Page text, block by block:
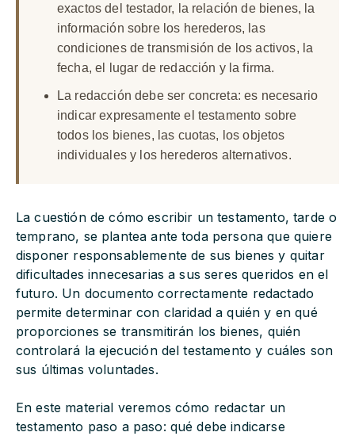
exactos del testador, la relación de bienes, la
información sobre los herederos, las
condiciones de transmisión de los activos, la
fecha, el lugar de redacción y la firma.
La redacción debe ser concreta: es necesario
indicar expresamente el testamento sobre
todos los bienes, las cuotas, los objetos
individuales y los herederos alternativos.
La cuestión de cómo escribir un testamento, tarde o
temprano, se plantea ante toda persona que quiere
disponer responsablemente de sus bienes y quitar
dificultades innecesarias a sus seres queridos en el
futuro. Un documento correctamente redactado
permite determinar con claridad a quién y en qué
proporciones se transmitirán los bienes, quién
controlará la ejecución del testamento y cuáles son
sus últimas voluntades.
En este material veremos cómo redactar un
testamento paso a paso: qué debe indicarse